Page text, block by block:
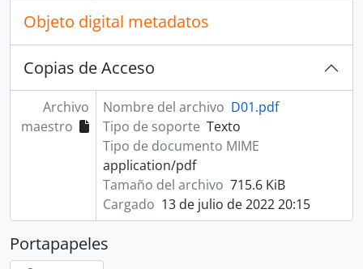
Objeto digital metadatos
Copias de Acceso
Archivo
maestro
Nombre del archivo D01.pdf
Tipo de soporte Texto
Tipo de documento MIME
application/pdf
Tamaño del archivo 715.6 KiB
Cargado 13 de julio de 2022 20:15
Portapapeles